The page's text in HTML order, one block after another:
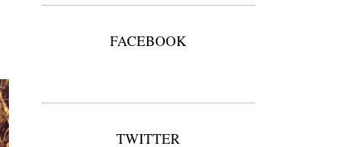
FACEBOOK
TWITTER